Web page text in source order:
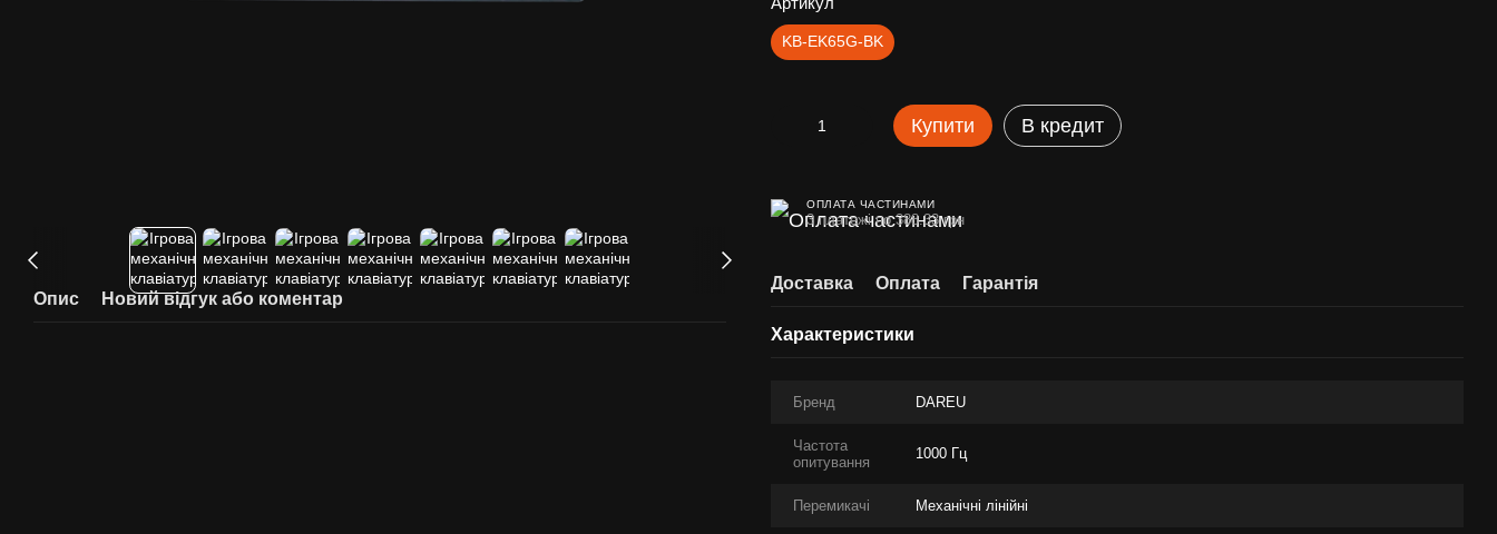
Опис Новий відгук або коментар
KB-EK65G-BK
Купити В кредит
ОПЛАТА ЧАСТИНАМИ
3 платежі по 388.33 грн
Доставка Оплата Гарантія
Характеристики
Бренд DAREU
Частота
опитування
1000 Гц
Перемикачі Механічні лінійні